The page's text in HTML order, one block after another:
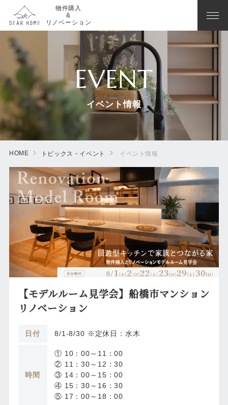
物件購入
&
リノベーション
EVENT
イベント情報
HOME トピックス・イベント イベント情報
【モデルルーム見学会】船橋市マンション
リノベーション
日付 8/1-8/30 ※定休日：水木
時間
① 10：00～11：00
② 11：30～12：30
③ 14：00～15：00
④ 15：30～16：30
⑤ 17：00～18：00